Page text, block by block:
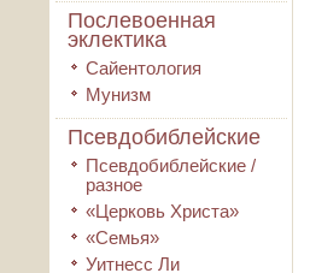
Послевоенная
эклектика
Сайентология
Мунизм
Псевдобиблейские
Псевдобиблейские /
разное
«Церковь Христа»
«Семья»
Уитнесс Ли